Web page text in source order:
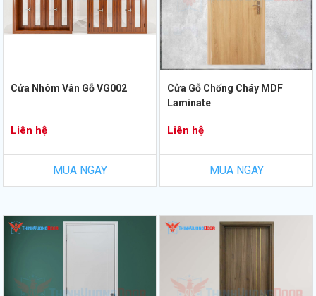
Cửa Nhôm Vân Gỗ VG002
Liên hệ
MUA NGAY
Cửa Gỗ Chống Cháy MDF
Laminate
Liên hệ
MUA NGAY